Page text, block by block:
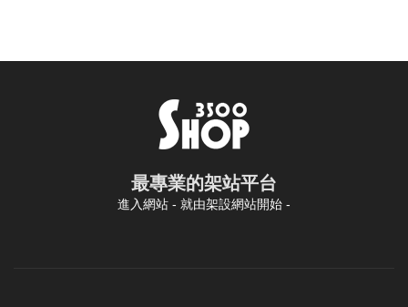
最專業的架站平台
進入網站 - 就由架設網站開始 -